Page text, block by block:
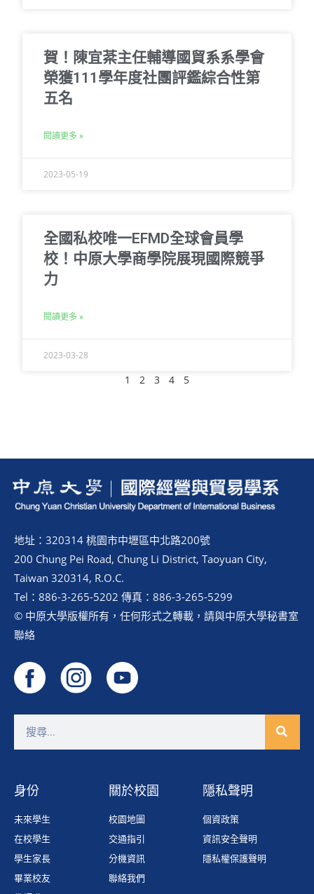
賀！陳宜棻主任輔導國貿系系學會
榮獲111學年度社團評鑑綜合性第
五名
閱讀更多 »
2023-05-19
全國私校唯一EFMD全球會員學
校！中原大學商學院展現國際競爭
力
閱讀更多 »
2023-03-28
1 2 3 4 5
地址：320314 桃園市中壢區中北路200號
200 Chung Pei Road, Chung Li District, Taoyuan City,
Taiwan 320314, R.O.C.
Tel：886-3-265-5202 傳真：886-3-265-5299
© 中原大學版權所有，任何形式之轉載，請與中原大學秘書室
聯絡
身份
未來學生
在校學生
學生家長
畢業校友
關於校園
校園地圖
交通指引
分機資訊
聯絡我們
隱私聲明
個資政策
資訊安全聲明
隱私權保護聲明